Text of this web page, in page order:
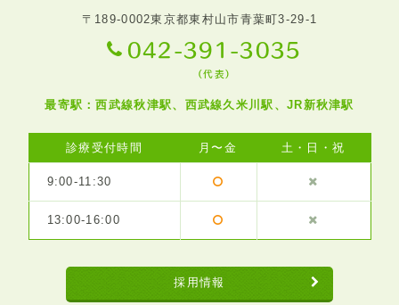
〒189-0002東京都東村山市青葉町3-29-1
042-391-3035
（代表）
最寄駅：西武線秋津駅、西武線久米川駅、JR新秋津駅
診療受付時間 月〜金 土・日・祝
9:00-11:30
13:00-16:00
採用情報